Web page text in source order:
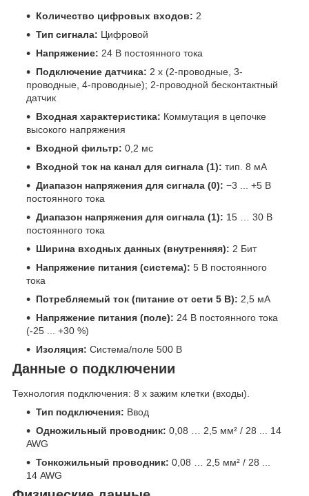
Количество цифровых входов: 2
Тип сигнала: Цифровой
Напряжение: 24 В постоянного тока
Подключение датчика: 2 x (2-проводные, 3-
проводные, 4-проводные); 2-проводной бесконтактный
датчик
Входная характеристика: Коммутация в цепочке
высокого напряжения
Входной фильтр: 0,2 мс
Входной ток на канал для сигнала (1): тип. 8 мА
Диапазон напряжения для сигнала (0): −3 ... +5 В
постоянного тока
Диапазон напряжения для сигнала (1): 15 … 30 В
постоянного тока
Ширина входных данных (внутренняя): 2 Бит
Напряжение питания (система): 5 В постоянного
тока
Потребляемый ток (питание от сети 5 В): 2,5 мА
Напряжение питания (поле): 24 В постоянного тока
(-25 ... +30 %)
Изоляция: Система/поле 500 В
Данные о подключении
Технология подключения: 8 x зажим клетки (входы).
Тип подключения: Ввод
Одножильный проводник: 0,08 … 2,5 мм² / 28 ... 14
AWG
Тонкожильный проводник: 0,08 … 2,5 мм² / 28 ...
14 AWG